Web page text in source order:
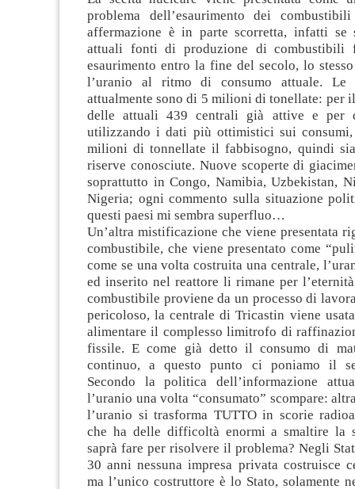
problema dell’esaurimento dei
affermazione è in parte scorretta, infatti
attuali fonti di produzione di combustibili
esaurimento entro la fine del secolo, lo
l’uranio al ritmo di consumo attuale. Le
attualmente sono di 5 milioni di tonellate: per
delle attuali 439 centrali già attive e per
utilizzando i dati più ottimistici sui
milioni di tonnellate il fabbisogno, quindi
riserve conosciute. Nuove scoperte di
soprattutto in Congo, Namibia, Uzbekistan,
Nigeria; ogni commento sulla situazione
questi paesi mi sembra superfluo…
Un’altra mistificazione che viene presentata
combustibile, che viene presentato come
come se una volta costruita una centrale,
ed inserito nel reattore li rimane per
combustibile proviene da un processo di
pericoloso, la centrale di Tricastin viene
alimentare il complesso limitrofo di
fissile. E come già detto il consumo di
continuo, a questo punto ci poniamo il
Secondo la politica dell’informazione
l’uranio una volta “consumato” scompare:
l’uranio si trasforma TUTTO in scorie
che ha delle difficoltà enormi a smaltire la
saprà fare per risolvere il problema? Negli
30 anni nessuna impresa privata costruisce
ma l’unico costruttore è lo Stato, solamente